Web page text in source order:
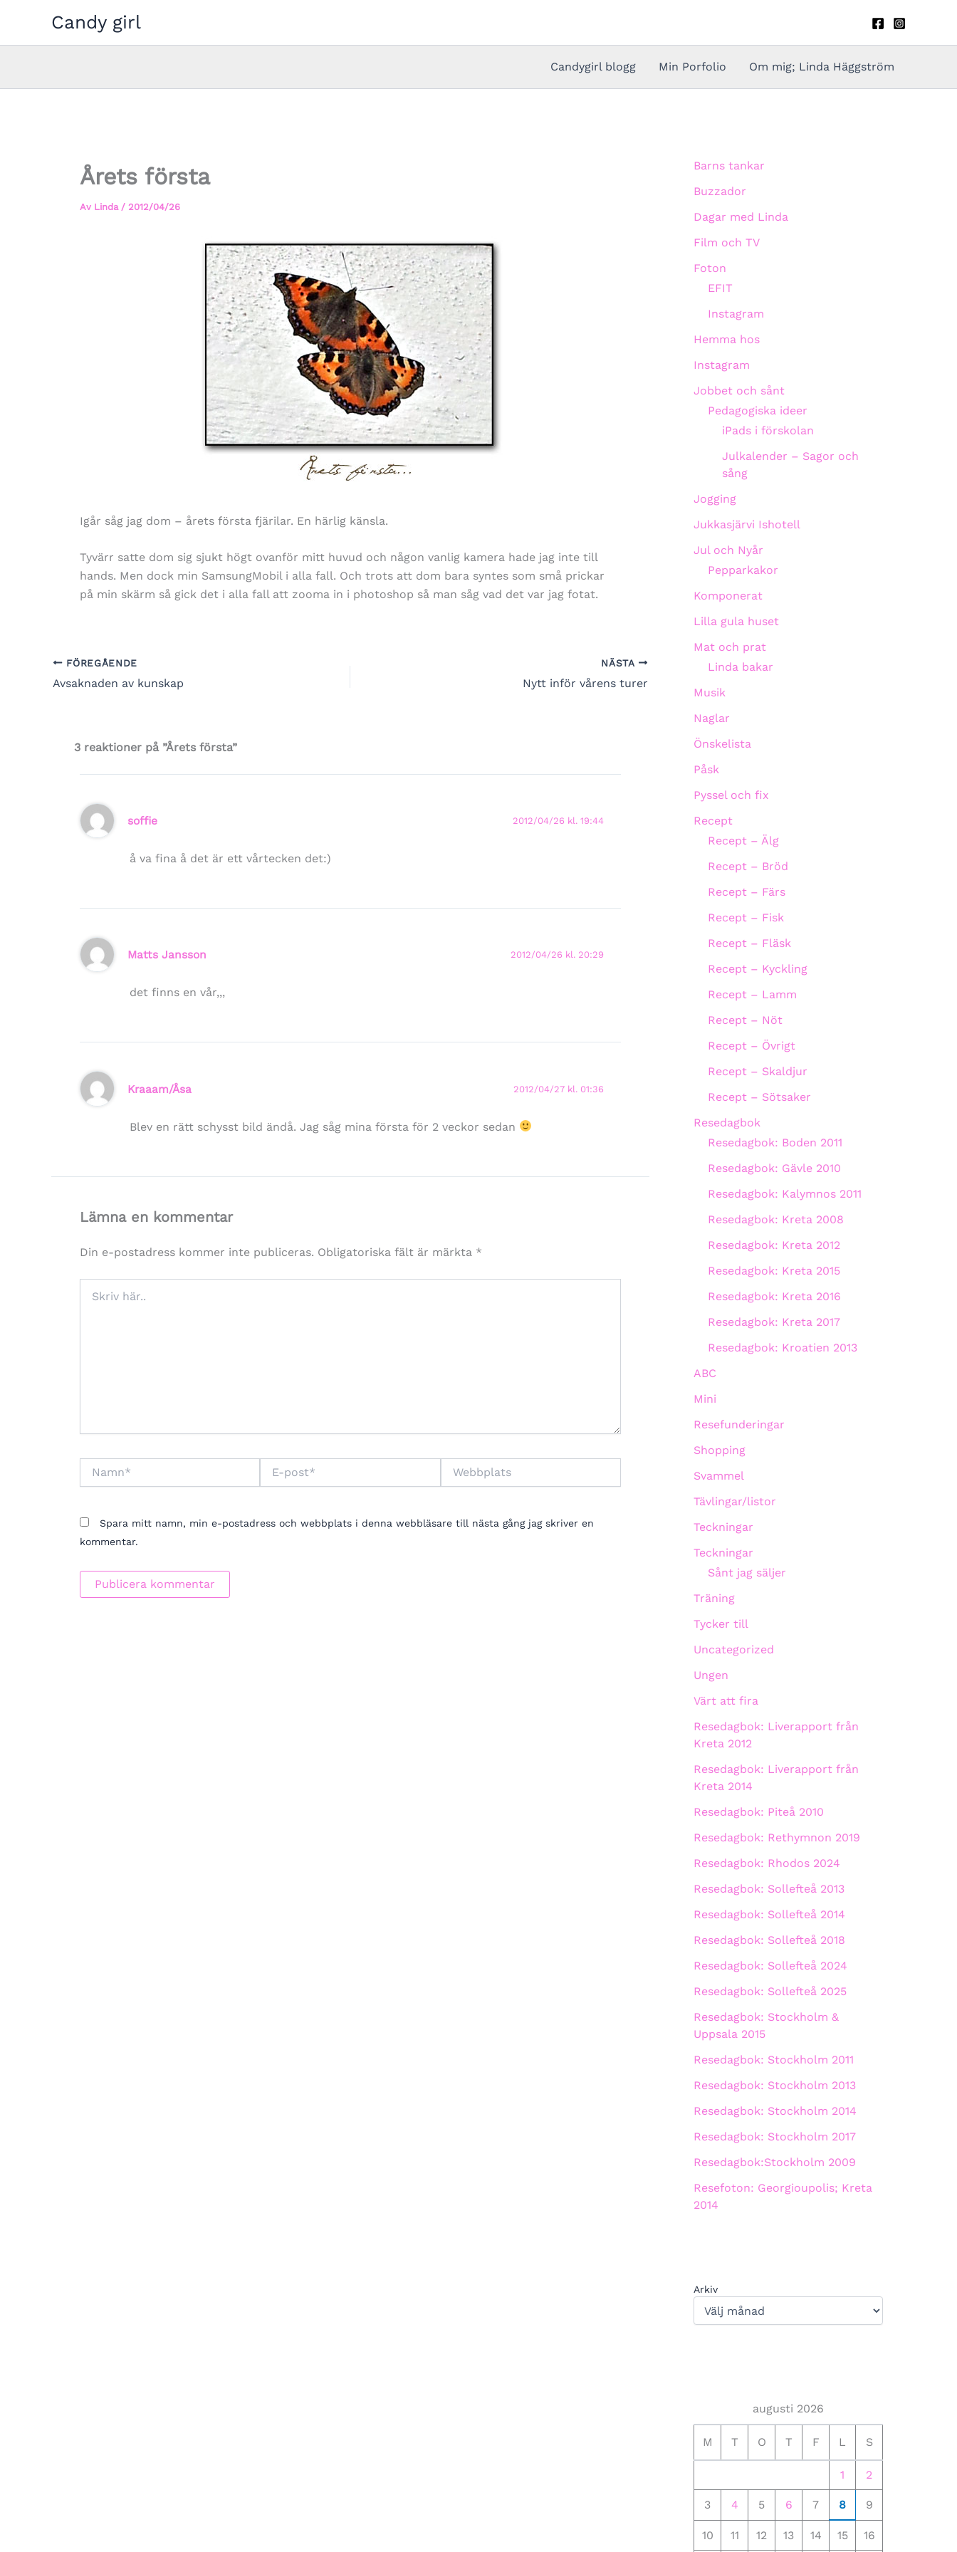
innehåll
Candy girl
Candygirl blogg Min Porfolio Om mig; Linda Häggström
Årets första
Av Linda / 2012/04/26
Igår såg jag dom – årets första fjärilar. En härlig känsla.
Tyvärr satte dom sig sjukt högt ovanför mitt huvud och någon vanlig kamera hade jag inte till
hands. Men dock min SamsungMobil i alla fall. Och trots att dom bara syntes som små prickar
på min skärm så gick det i alla fall att zooma in i photoshop så man såg vad det var jag fotat.
FÖREGÅENDE
Avsaknaden av kunskap
NÄSTA
Nytt inför vårens turer
3 reaktioner på ”Årets första”
soffie 2012/04/26 kl. 19:44
å va fina å det är ett vårtecken det:)
Matts Jansson 2012/04/26 kl. 20:29
det finns en vår,,,
Kraaam/Åsa 2012/04/27 kl. 01:36
Blev en rätt schysst bild ändå. Jag såg mina första för 2 veckor sedan
Lämna en kommentar
Din e-postadress kommer inte publiceras. Obligatoriska fält är märkta *
här..
post*
Spara mitt namn, min e-postadress och webbplats i denna webbläsare till nästa gång jag skriver en
kommentar.
Barns tankar
Buzzador
Dagar med Linda
Film och TV
Foton
EFIT
Instagram
Hemma hos
Instagram
Jobbet och sånt
Pedagogiska ideer
iPads i förskolan
Julkalender – Sagor och
sång
Jogging
Jukkasjärvi Ishotell
Jul och Nyår
Pepparkakor
Komponerat
Lilla gula huset
Mat och prat
Linda bakar
Musik
Naglar
Önskelista
Påsk
Pyssel och fix
Recept
Recept – Älg
Recept – Bröd
Recept – Färs
Recept – Fisk
Recept – Fläsk
Recept – Kyckling
Recept – Lamm
Recept – Nöt
Recept – Övrigt
Recept – Skaldjur
Recept – Sötsaker
Resedagbok
Resedagbok: Boden 2011
Resedagbok: Gävle 2010
Resedagbok: Kalymnos 2011
Resedagbok: Kreta 2008
Resedagbok: Kreta 2012
Resedagbok: Kreta 2015
Resedagbok: Kreta 2016
Resedagbok: Kreta 2017
Resedagbok: Kroatien 2013
ABC
Mini
Resefunderingar
Shopping
Svammel
Tävlingar/listor
Teckningar
Teckningar
Sånt jag säljer
Träning
Tycker till
Uncategorized
Ungen
Värt att fira
Resedagbok: Liverapport från
Kreta 2012
Resedagbok: Liverapport från
Kreta 2014
Resedagbok: Piteå 2010
Resedagbok: Rethymnon 2019
Resedagbok: Rhodos 2024
Resedagbok: Sollefteå 2013
Resedagbok: Sollefteå 2014
Resedagbok: Sollefteå 2018
Resedagbok: Sollefteå 2024
Resedagbok: Sollefteå 2025
Resedagbok: Stockholm &
Uppsala 2015
Resedagbok: Stockholm 2011
Resedagbok: Stockholm 2013
Resedagbok: Stockholm 2014
Resedagbok: Stockholm 2017
Resedagbok:Stockholm 2009
Resefoton: Georgioupolis; Kreta
2014
Arkiv
augusti 2026
M T O T F L S
1 2
3 4 5 6 7 8 9
10 11 12 13 14 15 16